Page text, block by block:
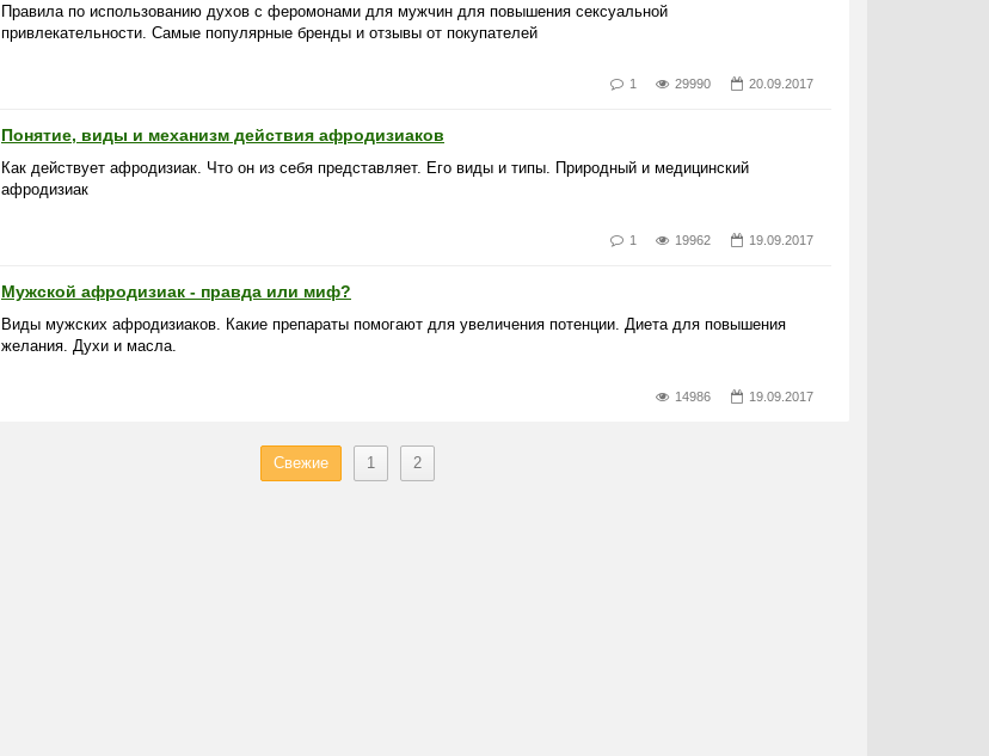
Правила по использованию духов с феромонами для мужчин для повышения сексуальной
привлекательности. Самые популярные бренды и отзывы от покупателей
1 29990 20.09.2017
Понятие, виды и механизм действия афродизиаков
Как действует афродизиак. Что он из себя представляет. Его виды и типы. Природный и медицинский
афродизиак
1 19962 19.09.2017
Мужской афродизиак - правда или миф?
Виды мужских афродизиаков. Какие препараты помогают для увеличения потенции. Диета для повышения
желания. Духи и масла.
14986 19.09.2017
Свежие 1 2